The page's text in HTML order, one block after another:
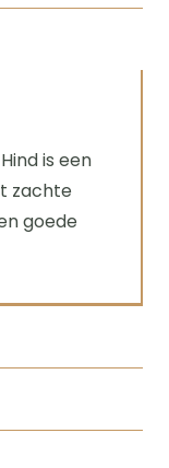
is een
zachte
goede